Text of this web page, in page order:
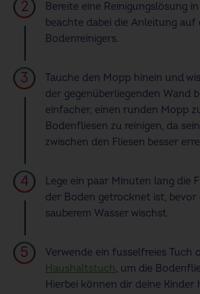
Bereite eine Reinigungslösung
beachte dabei die Anleitung
Bodenreinigers.
Tauche den Mopp hinein und
der gegenüberliegenden Wand
einfacher, einen runden Mopp
Bodenfliesen zu reinigen, da
zwischen den Fliesen besser
Lege ein paar Minuten lang die
der Boden getrocknet ist,
sauberem Wasser wischst.
Verwende ein fusselfreies Tuch
Haushaltstuch, um die
Hierbei können dir deine Kinder